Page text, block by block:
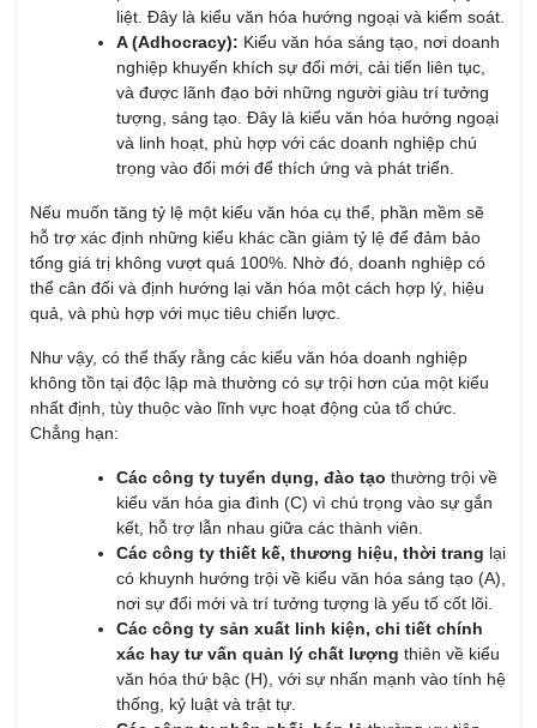
nghiệp khuyến khích sự đổi mới, cải tiến liên tục,
và được lãnh đạo bởi những người giàu trí tưởng
tượng, sáng tạo. Đây là kiểu văn hóa hướng ngoại
và linh hoạt, phù hợp với các doanh nghiệp chú
trọng vào đổi mới để thích ứng và phát triển.
Nếu muốn tăng tỷ lệ một kiểu văn hóa cụ thể, phần mềm sẽ
hỗ trợ xác định những kiểu khác cần giảm tỷ lệ để đảm bảo
thể cân đối và định hướng lại văn hóa một cách hợp lý, hiệu
quả, và phù hợp với mục tiêu chiến lược.
Như vậy, có thể thấy rằng các kiểu văn hóa doanh nghiệp
không tồn tại độc lập mà thường có sự trội hơn của một kiểu
nhất định, tùy thuộc vào lĩnh vực hoạt động của tổ chức.
Chẳng hạn:
Các công ty tuyển dụng, đào tạothường trội về
kiểu văn hóa gia đình (C) vì chú trọng vào sự gắn
Các công ty thiết kế, thương hiệu, thời trang
có khuynh hướng trội về kiểu văn hóa sáng tạo (A),
nơi sự đổi mới và trí tưởng tượng là yếu tố cốt lõi.
Các công ty sản xuất linh kiện, chi tiết chính
xác hay tư vấn quản lý chất lượng
thiên về kiểu
văn hóa thứ bậc (H), với sự nhấn mạnh vào tính hệ
thống, kỷ luật và trật tự.
Các công ty phân phối, bán lẻ thường ưu tiên
kiểu văn hóa thị trường (M), tập trung vào hiệu quả
kinh doanh, doanh thu và lợi nhuận.